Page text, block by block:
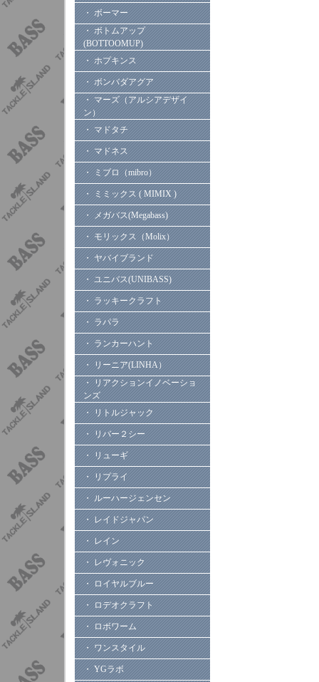
・ ボーマー
・ ボトムアップ
(BOTTOOMUP)
・ ホプキンス
・ ボンバダアグア
・ マーズ（アルシアデザイ
ン）
・ マドタチ
・ マドネス
・ ミブロ（mibro）
・ ミミックス ( MIMIX )
・ メガバス(Megabass)
・ モリックス（Molix）
・ ヤバイブランド
・ ユニバス(UNIBASS)
・ ラッキークラフト
・ ラパラ
・ ランカーハント
・ リーニア(LINHA）
・ リアクションイノベーショ
ンズ
・ リトルジャック
・ リバー２シー
・ リューギ
・ リプライ
・ ルーハージェンセン
・ レイドジャパン
・ レイン
・ レヴォニック
・ ロイヤルブルー
・ ロデオクラフト
・ ロボワーム
・ ワンスタイル
・ YGラボ